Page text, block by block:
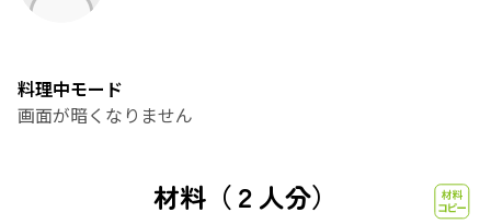
料理中モード
画面が暗くなりません
材料（２人分）